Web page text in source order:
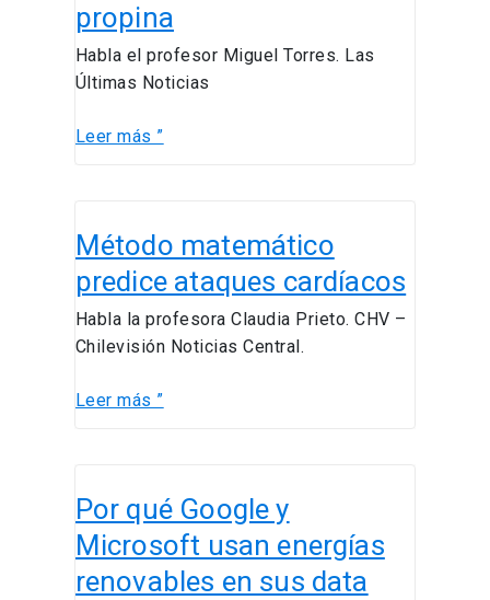
propina
Habla el profesor Miguel Torres. Las
Últimas Noticias
restaurante
hasta
dejan
propina
Leer más ”
Método matemático
predice ataques cardíacos
Habla la profesora Claudia Prieto. CHV –
Chilevisión Noticias Central.
matemático
predice
ataques
cardíacos
Leer más ”
Por qué Google y
Microsoft usan energías
renovables en sus data
qué
Google
y
Microsoft